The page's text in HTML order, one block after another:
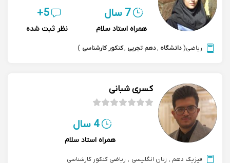
7 سال
همراه استاد سلام
5+
نظر ثبت شده
ریاضی(دانشگاه ,دهم تجربی ,کنکور کارشناسی )
کسری شبانی
4 سال
همراه استاد سلام
فیزیک دهم , زبان انگلیسی , ریاضی کنکور کارشناسی